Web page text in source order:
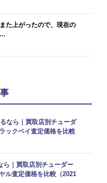
た上がったので、現在の
なら｜買取店別チューダ
ックベイ査定価格を比較
ら｜買取店別チューダー
ル査定価格を比較（2021